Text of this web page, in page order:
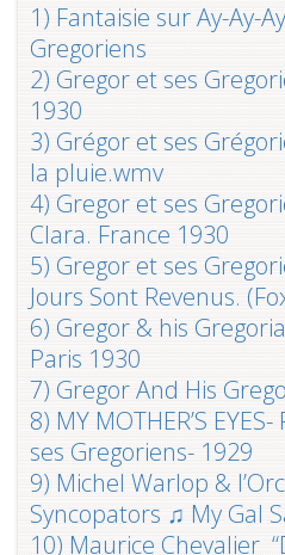
1) ‪Fantaisie sur Ay-Ay-
Gregoriens
2) ‪Gregor et ses
1930
3) ‪Grégor et ses
la pluie.wmv
4) Gregor et ses
Clara. France 1930
5) Gregor et ses
Jours Sont Revenus.
6) ‪Gregor & his
Paris 1930
7) ‪Gregor And His
8) MY MOTHER’S
ses Gregoriens- 1929
9) Michel Warlop &
Syncopators ♫ My Gal
10) Maurice Chevalier